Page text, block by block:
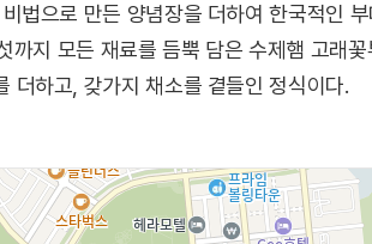
법으로 만든 양념장을 더하여 한국적인
까지 모든 재료를 듬뿍 담은 수제햄 고래
더하고, 갖가지 채소를 곁들인 정식이다.